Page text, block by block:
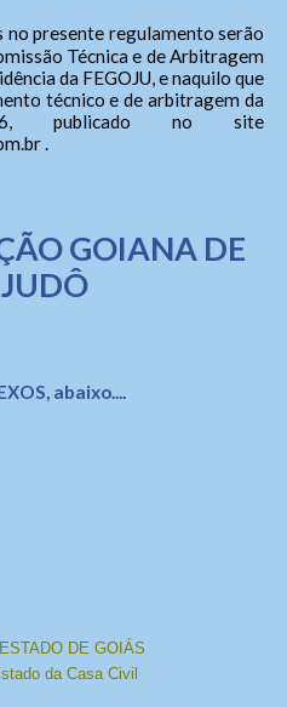
no presente regulamento serão
Técnica e de Arbitragem
da FEGOJU, e naquilo que
técnico e de arbitragem da
publicado no site
.
GOIANA DE
JUDÔ
abaixo....
DE GOIÁS
da Casa Civil